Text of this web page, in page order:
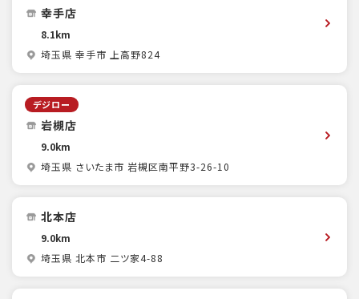
幸手店
8.1km
埼玉県 幸手市 上高野824
デジロー
岩槻店
9.0km
埼玉県 さいたま市 岩槻区南平野3-26-10
北本店
9.0km
埼玉県 北本市 二ツ家4-88